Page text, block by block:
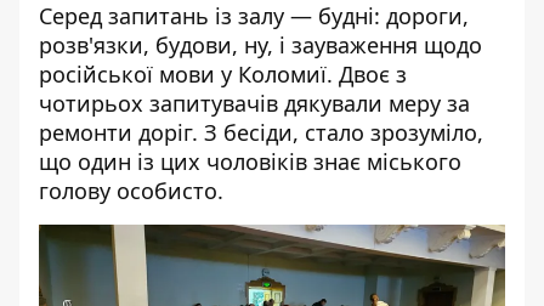
Серед запитань із залу — будні: дороги,
розв'язки, будови, ну, і зауваження щодо
російської мови у Коломиї. Двоє з
чотирьох запитувачів дякували меру за
ремонти доріг. З бесіди, стало зрозуміло,
що один із цих чоловіків знає міського
голову особисто.